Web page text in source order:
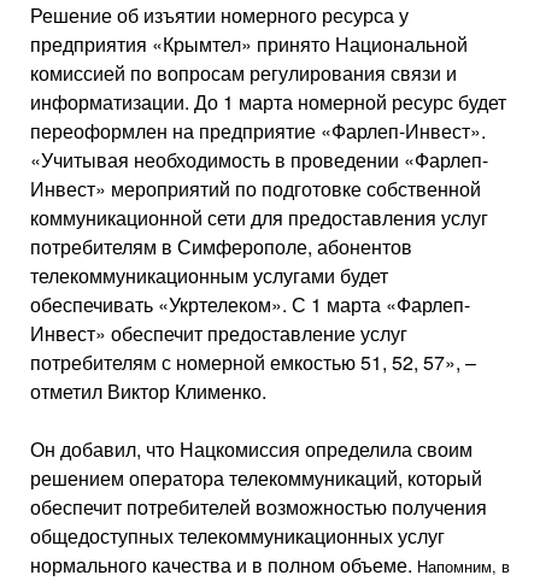
Решение об изъятии номерного ресурса у
предприятия «Крымтел» принято Национальной
комиссией по вопросам регулирования связи и
информатизации. До 1 марта номерной ресурс будет
переоформлен на предприятие «Фарлеп-Инвест».
«Учитывая необходимость в проведении «Фарлеп-
Инвест» мероприятий по подготовке собственной
коммуникационной сети для предоставления услуг
потребителям в Симферополе, абонентов
телекоммуникационным услугами будет
обеспечивать «Укртелеком». С 1 марта «Фарлеп-
Инвест» обеспечит предоставление услуг
потребителям с номерной емкостью 51, 52, 57», –
отметил Виктор Клименко.
Он добавил, что Нацкомиссия определила своим
решением оператора телекоммуникаций, который
обеспечит потребителей возможностью получения
общедоступных телекоммуникационных услуг
нормального качества и в полном объеме. Напомним, в